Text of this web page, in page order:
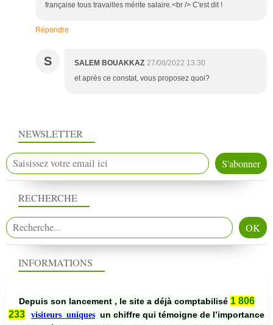
française tous travailles mérite salaire.<br /> C'est dit !
Répondre
S SALEM BOUAKKAZ 27/08/2022 13:30
et après ce constat, vous proposez quoi?
NEWSLETTER
RECHERCHE
INFORMATIONS
Depuis son lancement , le site a déjà comptabilisé 1 806
233
visiteurs uniques un chiffre qui témoigne de l’importance